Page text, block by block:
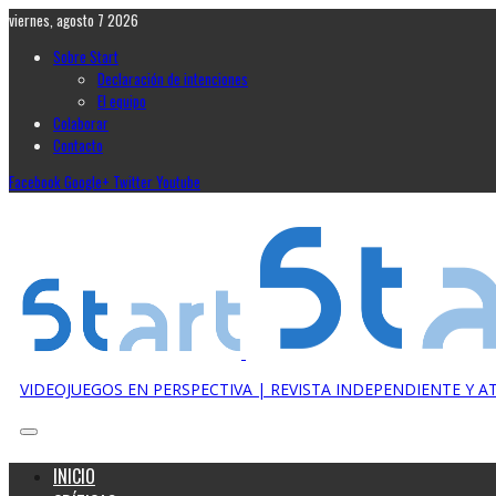
viernes, agosto 7 2026
Sobre Start
Declaración de intenciones
El equipo
Colaborar
Contacto
FacebookGoogle+ TwitterYoutube
VIDEOJUEGOS EN PERSPECTIVA | REVISTA INDEPENDIENTE Y
INICIO